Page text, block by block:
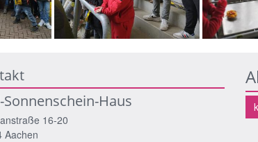
Sonnenschein-Haus
16-20
Aachen